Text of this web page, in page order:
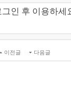
이전글 다음글